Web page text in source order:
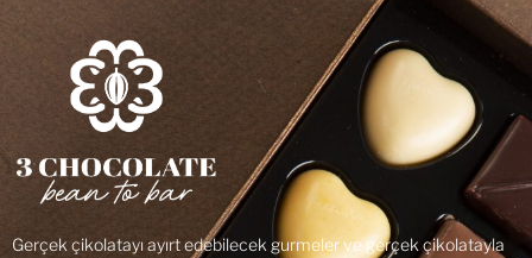
Gerçek çikolatayı ayırt edebilecek gurmeler ve gerçek çikolatayla